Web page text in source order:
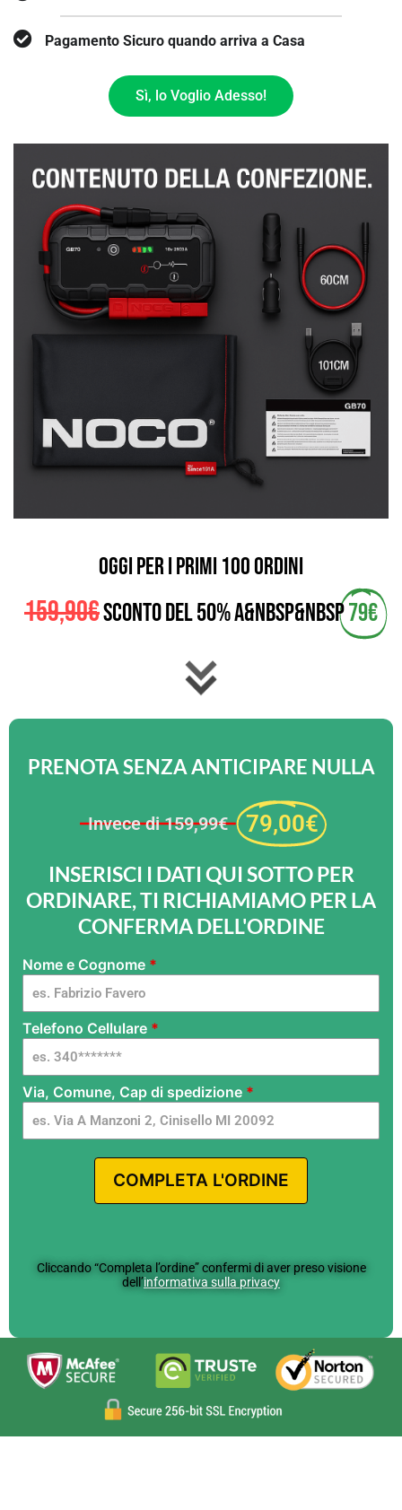
Pagamento Sicuro quando arriva a Casa
Sì, lo Voglio Adesso!
ULTIMI PEZZI
OGGI PER I PRIMI 100 ORDINI
159,90€SCONTO DEL 50% A&nbsp&nbsp79€
PRENOTA SENZA ANTICIPARE NULLA
Invece di 159,99€ 79,00€
INSERISCI I DATI QUI SOTTO PER
ORDINARE, TI RICHIAMIAMO PER LA
CONFERMA DELL'ORDINE
starter
avviatore
1 - ITA -
FlamyFox
- G dg
Nome e Cognome *
Telefono Cellulare *
Via, Comune, Cap di spedizione *
COMPLETA L'ORDINE
Cliccando “Completa l’ordine” confermi di aver preso visione
dell’informativa sulla privacy